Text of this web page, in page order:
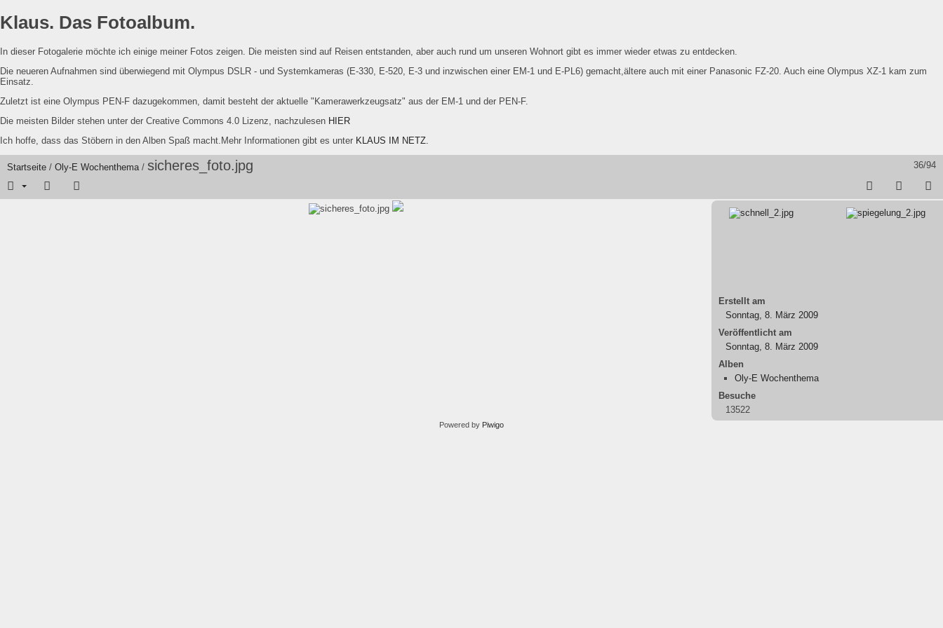
Klaus. Das Fotoalbum.
In dieser Fotogalerie möchte ich einige meiner Fotos zeigen. Die meisten sind auf Reisen entstanden, aber auch rund um unseren Wohnort gibt es immer wieder etwas zu entdecken.
Die neueren Aufnahmen sind überwiegend mit Olympus DSLR - und Systemkameras (E-330, E-520, E-3 und inzwischen einer EM-1 und E-PL6) gemacht,ältere auch mit einer Panasonic FZ-20. Auch eine Olympus XZ-1 kam zum
Einsatz.
Zuletzt ist eine Olympus PEN-F dazugekommen, damit besteht der aktuelle "Kamerawerkzeugsatz" aus der EM-1 und der PEN-F.
Die meisten Bilder stehen unter der Creative Commons 4.0 Lizenz, nachzulesen HIER
Ich hoffe, dass das Stöbern in den Alben Spaß macht.Mehr Informationen gibt es unter KLAUS IM NETZ.
36/94
Startseite / Oly-E Wochenthema / sicheres_foto.jpg
Erstellt am
Sonntag, 8. März 2009
Veröffentlicht am
Sonntag, 8. März 2009
Alben
Oly-E Wochenthema
Besuche
13522
Powered by Piwigo